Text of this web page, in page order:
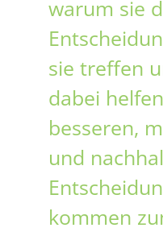
warum sie
sie treffen
dabei
besseren,
und
kommen